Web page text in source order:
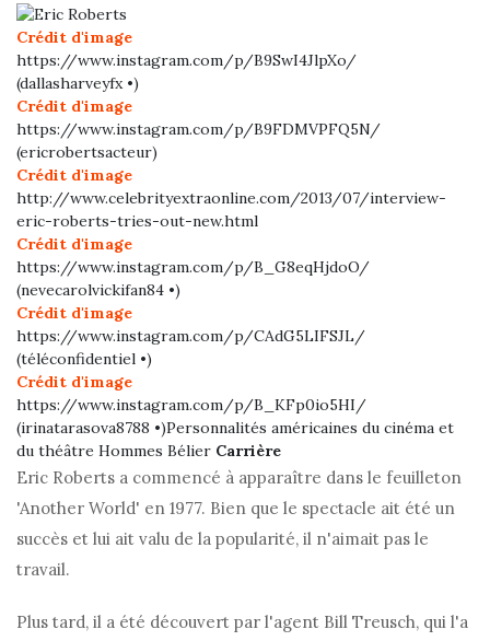
Crédit d'image
https://www.instagram.com/p/B9SwI4JlpXo/
(dallasharveyfx •)
Crédit d'image
https://www.instagram.com/p/B9FDMVPFQ5N/
(ericrobertsacteur)
Crédit d'image
http://www.celebrityextraonline.com/2013/07/interview-
eric-roberts-tries-out-new.html
Crédit d'image
https://www.instagram.com/p/B_G8eqHjdoO/
(nevecarolvickifan84 •)
Crédit d'image
https://www.instagram.com/p/CAdG5LIFSJL/
(téléconfidentiel •)
Crédit d'image
https://www.instagram.com/p/B_KFp0io5HI/
(irinatarasova8788 •)Personnalités américaines du cinéma et
du théâtre Hommes Bélier Carrière
Eric Roberts a commencé à apparaître dans le feuilleton
'Another World' en 1977. Bien que le spectacle ait été un
succès et lui ait valu de la popularité, il n'aimait pas le
travail.
Plus tard, il a été découvert par l'agent Bill Treusch, qui l'a